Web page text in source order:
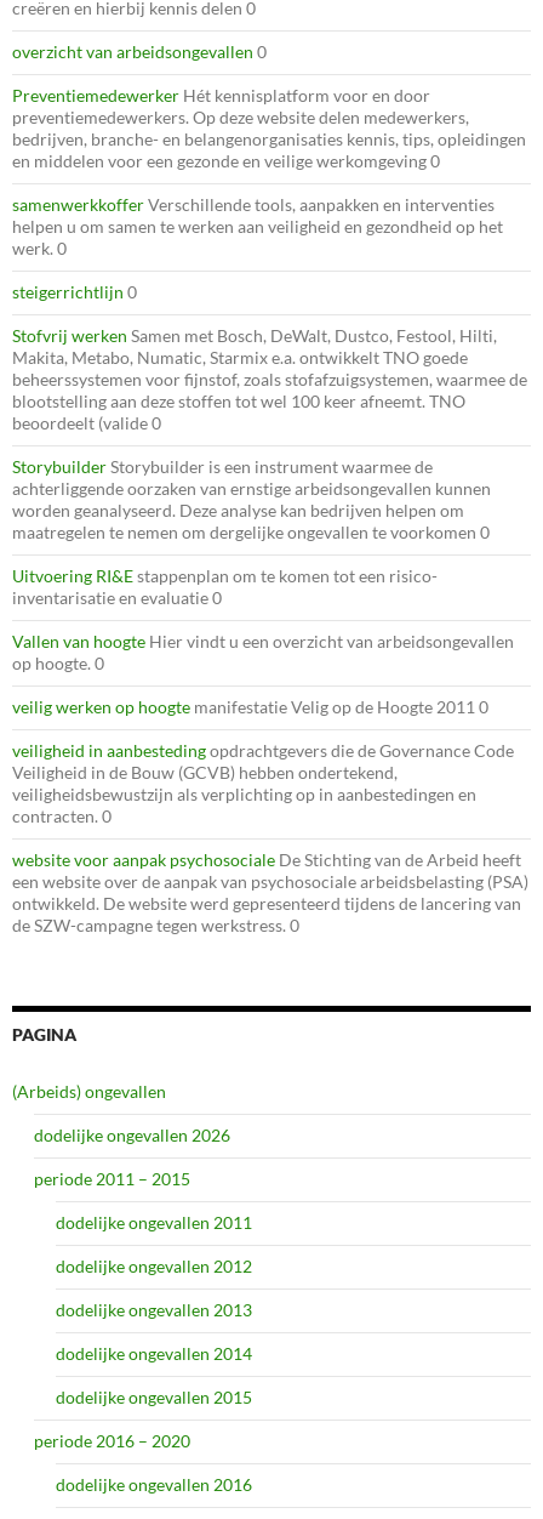
creëren en hierbij kennis delen 0
overzicht van arbeidsongevallen 0
Preventiemedewerker Hét kennisplatform voor en door
preventiemedewerkers. Op deze website delen medewerkers,
bedrijven, branche- en belangenorganisaties kennis, tips, opleidingen
en middelen voor een gezonde en veilige werkomgeving 0
samenwerkkofferVerschillende tools, aanpakken en interventies
helpen u om samen te werken aan veiligheid en gezondheid op het
werk. 0
steigerrichtlijn 0
Stofvrij werken Samen met Bosch, DeWalt, Dustco, Festool, Hilti,
Makita, Metabo, Numatic, Starmix e.a. ontwikkelt TNO goede
beheerssystemen voor fijnstof, zoals stofafzuigsystemen, waarmee de
blootstelling aan deze stoffen tot wel 100 keer afneemt. TNO
beoordeelt (valide 0
StorybuilderStorybuilder is een instrument waarmee de
achterliggende oorzaken van ernstige arbeidsongevallen kunnen
worden geanalyseerd. Deze analyse kan bedrijven helpen om
maatregelen te nemen om dergelijke ongevallen te voorkomen 0
Uitvoering RI&Estappenplan om te komen tot een risico-
inventarisatie en evaluatie 0
Vallen van hoogte Hier vindt u een overzicht van arbeidsongevallen
op hoogte. 0
veilig werken op hoogte manifestatie Velig op de Hoogte 2011 0
veiligheid in aanbestedingopdrachtgevers die de Governance Code
Veiligheid in de Bouw (GCVB) hebben ondertekend,
veiligheidsbewustzijn als verplichting op in aanbestedingen en
contracten. 0
website voor aanpak psychosociale De Stichting van de Arbeid heeft
een website over de aanpak van psychosociale arbeidsbelasting (PSA)
ontwikkeld. De website werd gepresenteerd tijdens de lancering van
de SZW-campagne tegen werkstress. 0
PAGINA
(Arbeids) ongevallen
dodelijke ongevallen 2026
periode 2011 – 2015
dodelijke ongevallen 2011
dodelijke ongevallen 2012
dodelijke ongevallen 2013
dodelijke ongevallen 2014
dodelijke ongevallen 2015
periode 2016 – 2020
dodelijke ongevallen 2016